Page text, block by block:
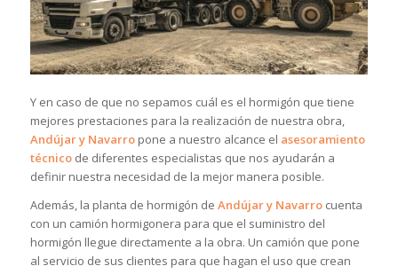
Y en caso de que no sepamos cuál es el hormigón que tiene
mejores prestaciones para la realización de nuestra obra,
Andújar y Navarropone a nuestro alcance el asesoramiento
técnicode diferentes especialistas que nos ayudarán a
definir nuestra necesidad de la mejor manera posible.
Además, la planta de hormigón de Andújar y Navarrocuenta
con un camión hormigonera para que el suministro del
hormigón llegue directamente a la obra. Un camión que pone
al servicio de sus clientes para que hagan el uso que crean